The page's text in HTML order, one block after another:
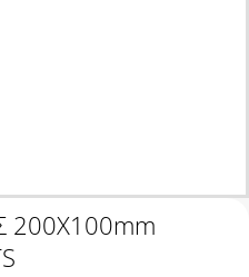
200Χ100mm